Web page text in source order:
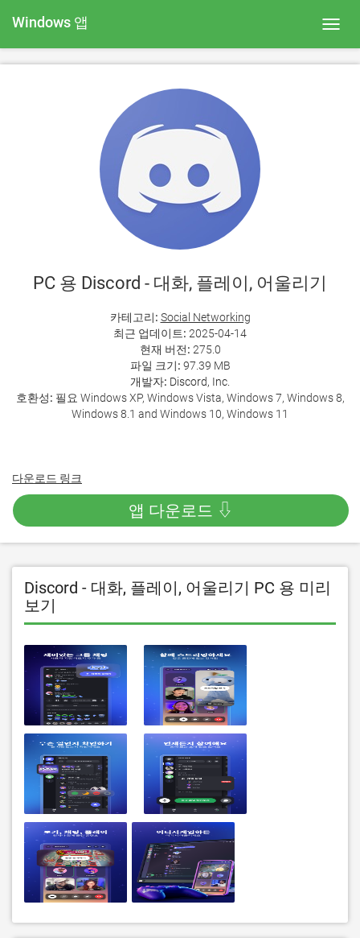
Windows 앱
PC 용 Discord - 대화, 플레이, 어울리기
카테고리: Social Networking
최근 업데이트: 2025-04-14
현재 버전: 275.0
파일 크기: 97.39 MB
개발자: Discord, Inc.
호환성: 필요 Windows XP, Windows Vista, Windows 7, Windows 8,
Windows 8.1 and Windows 10, Windows 11
다운로드 링크
앱 다운로드 ⇩
Discord - 대화, 플레이, 어울리기 PC 용 미리
보기